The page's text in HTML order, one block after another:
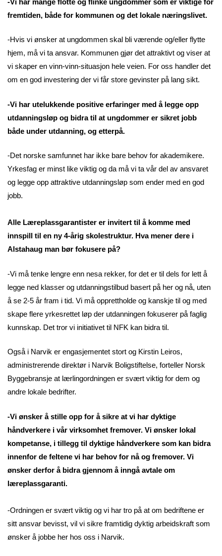
fremtiden, både for kommunen og det lokale næringslivet.
-Hvis vi ønsker at ungdommen skal bli værende og/eller flytte
hjem, må vi ta ansvar. Kommunen gjør det attraktivt og viser at
vi skaper en vinn-vinn-situasjon hele veien. For oss handler det
om en god investering der vi får store gevinster på lang sikt.
-Vi har utelukkende positive erfaringer med å legge opp
utdanningsløp og bidra til at ungdommer er sikret jobb
både under utdanning, og etterpå.
-Det norske samfunnet har ikke bare behov for akademikere.
Yrkesfag er minst like viktig og da må vi ta vår del av ansvaret
og legge opp attraktive utdanningsløp som ender med en god
jobb.
Alle Læreplassgarantister er invitert til å komme med
innspill til en ny 4-årig skolestruktur. Hva mener dere i
Alstahaug man bør fokusere på?
-Vi må tenke lengre enn nesa rekker, for det er til dels for lett å
legge ned klasser og utdanningstilbud basert på her og nå, uten
å se 2-5 år fram i tid. Vi må opprettholde og kanskje til og med
skape flere yrkesrettet løp der utdanningen fokuserer på faglig
kunnskap. Det tror vi initiativet til NFK kan bidra til.
Også i Narvik er engasjementet stort og Kirstin Leiros,
administrerende direktør i Narvik Boligstiftelse, forteller Norsk
Byggebransje at lærlingordningen er svært viktig for dem og
andre lokale bedrifter.
-Vi ønsker å stille opp for å sikre at vi har dyktige
håndverkere i vår virksomhet fremover. Vi ønsker lokal
kompetanse, i tillegg til dyktige håndverkere som kan bidra
innenfor de feltene vi har behov for nå og fremover. Vi
ønsker derfor å bidra gjennom å inngå avtale om
læreplassgaranti.
-Ordningen er svært viktig og vi har tro på at om bedriftene er
sitt ansvar bevisst, vil vi sikre framtidig dyktig arbeidskraft som
ønsker å jobbe her hos oss i Narvik.